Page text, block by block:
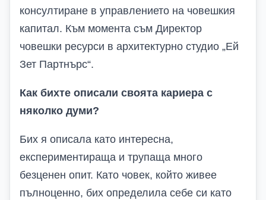
консултиране в управлението на човешкия
капитал. Към момента съм Директор
човешки ресурси в архитектурно студио „Ей
Зет Партнърс“.
Как бихте описали своята кариера с
няколко думи?
Бих я описала като интересна,
експериментираща и трупаща много
безценен опит. Като човек, който живее
пълноценно, бих определила себе си като